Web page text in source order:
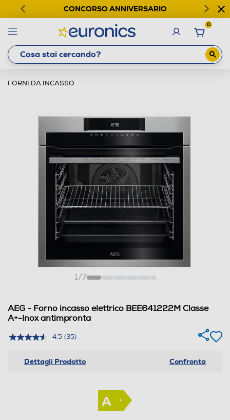
CONCORSO ANNIVERSARIO
0
FORNI DA INCASSO
1/7
AEG - Forno incasso elettrico BEE641222M Classe
A+-Inox antimpronta
4.5 (35)
Dettagli Prodotto Confronta